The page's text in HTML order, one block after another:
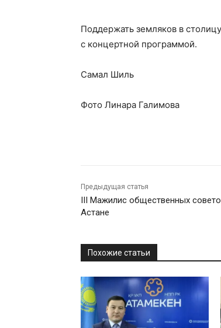
Поддержать земляков в
с концертной программой.
Самал Шиль
Фото Линара Галимова
Предыдущая статья
III Мажилис общественных
Астане
Похожие статьи